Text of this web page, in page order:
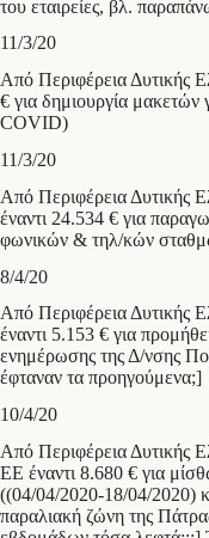
του εταιρείες, βλ.
11/3/20
Από Περιφέρεια
€ για δημιουργία
COVID)
11/3/20
Από Περιφέρεια
έναντι 24.534 € για
φωνικών & τηλ/κών
8/4/20
Από Περιφέρεια
έναντι 5.153 € για
ενημέρωσης της Δ/νσης
έφταναν τα προηγούμενα;]
10/4/20
Από Περιφέρεια Δυτικής
ΕΕ έναντι 8.680 € για
((04/04/2020-18/04/2020)
παραλιακή ζώνη της